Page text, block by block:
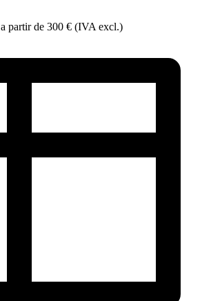
a partir de 300 € (IVA excl.)